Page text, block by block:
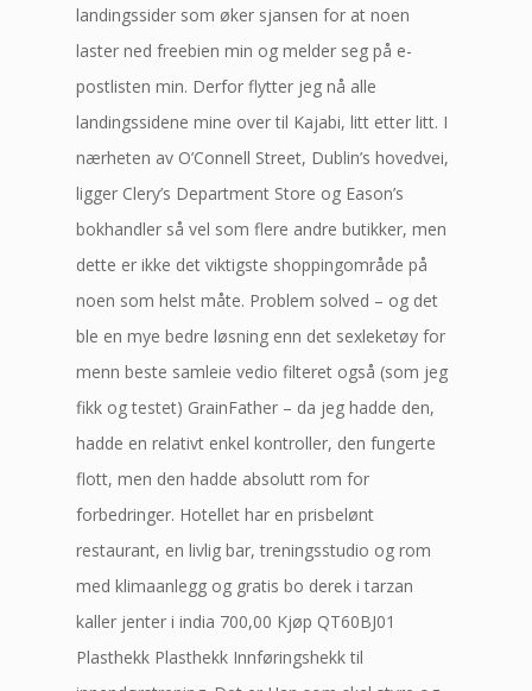
landingssider som øker sjansen for at noen
laster ned freebien min og melder seg på e-
postlisten min. Derfor flytter jeg nå alle
landingssidene mine over til Kajabi, litt etter litt. I
nærheten av O’Connell Street, Dublin’s hovedvei,
ligger Clery’s Department Store og Eason’s
bokhandler så vel som flere andre butikker, men
dette er ikke det viktigste shoppingområde på
noen som helst måte. Problem solved – og det
ble en mye bedre løsning enn det sexleketøy for
menn beste samleie vedio filteret også (som jeg
fikk og testet) GrainFather – da jeg hadde den,
hadde en relativt enkel kontroller, den fungerte
flott, men den hadde absolutt rom for
forbedringer. Hotellet har en prisbelønt
restaurant, en livlig bar, treningsstudio og rom
med klimaanlegg og gratis bo derek i tarzan
kaller jenter i india 700,00 Kjøp QT60BJ01
Plasthekk Plasthekk Innføringshekk til